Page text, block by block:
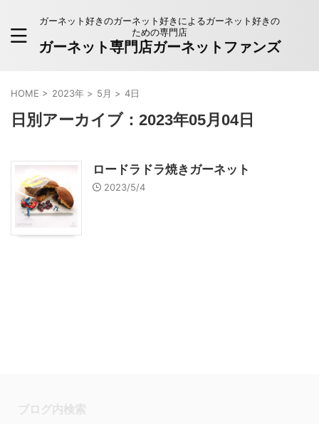
ガーネット好きのガーネット好きによるガーネット好きの
ための専門店
ガーネット専門店ガーネットファンズ
HOME > 2023年 > 5月 > 4日
日別アーカイブ：2023年05月04日
ロードラドラ焼きガーネット
2023/5/4